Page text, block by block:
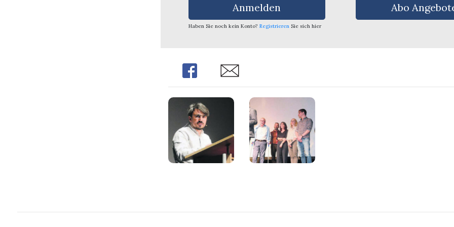
Anmelden
Haben Sie noch kein Konto? Registrieren Sie sich hier
Abo
Share Share